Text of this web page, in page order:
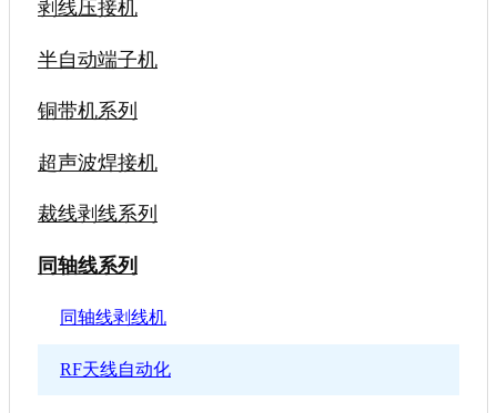
剥线压接机
半自动端子机
铜带机系列
超声波焊接机
裁线剥线系列
同轴线系列
同轴线剥线机
RF天线自动化